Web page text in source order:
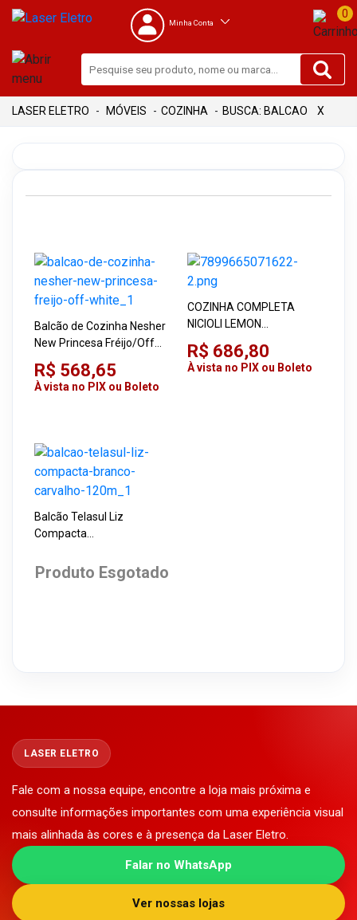
Minha Conta
0
MÓVEIS COZINHA BUSCA: BALCAO X
Balcão de Cozinha Nesher
New Princesa Fréijo/Off
White
R$ 568,65
À vista no PIX ou Boleto
COZINHA COMPLETA
NICIOLI LEMON
FREIJÓ/OFF WHITE COM
BALCÃO
R$ 686,80
À vista no PIX ou Boleto
Balcão Telasul Liz
Compacta
Produto Esgotado
LASER ELETRO
Fale com a nossa equipe, encontre a loja mais próxima e
consulte informações importantes com uma experiência visual
mais alinhada às cores e à presença da Laser Eletro.
Falar no WhatsApp
Ver nossas lojas